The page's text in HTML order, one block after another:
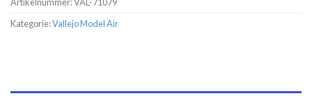
Kategorie:Vallejo Model Air